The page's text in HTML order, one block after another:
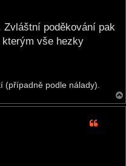
Zvláštní poděkování pak
vše hezky
(případně podle nálady).